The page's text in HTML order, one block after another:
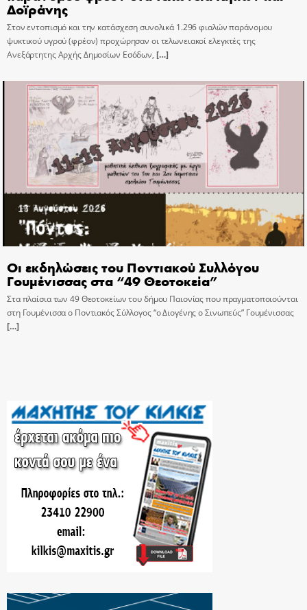
Δοϊράνης
Στον εντοπισμό και την κατάσχεση συνολικά 1.296 φιαλών παράνομου
ψυκτικού υγρού (φρέον) προχώρησαν οι τελωνειακοί ελεγκτές της
Ανεξάρτητης Αρχής Δημοσίων Εσόδων, […]
Οι εκδηλώσεις του Ποντιακού Συλλόγου
Γουμένισσας στα “49 Θεοτοκεία”
Στα πλαίσια των 49 Θεοτοκείων του δήμου Παιονίας που πραγματοποιούνται
στη Γουμένισσα ο Ποντιακός Σύλλογος “ο Διογένης ο Σινωπεύς” Γουμένισσας
[…]